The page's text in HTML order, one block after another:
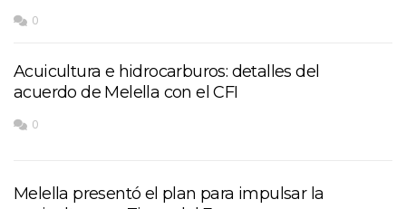
0
Acuicultura e hidrocarburos: detalles del
acuerdo de Melella con el CFI
0
Melella presentó el plan para impulsar la